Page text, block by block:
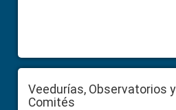
Veedurías, Observatorios y
Comités